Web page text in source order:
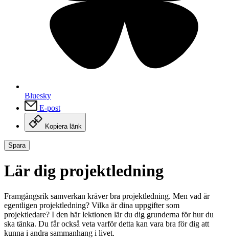
Bluesky
E-post
Kopiera länk
Spara
Lär dig projektledning
Framgångsrik samverkan kräver bra projektledning. Men vad är
egentligen projektledning? Vilka är dina uppgifter som
projektledare? I den här lektionen lär du dig grunderna för hur du
ska tänka. Du får också veta varför detta kan vara bra för dig att
kunna i andra sammanhang i livet.